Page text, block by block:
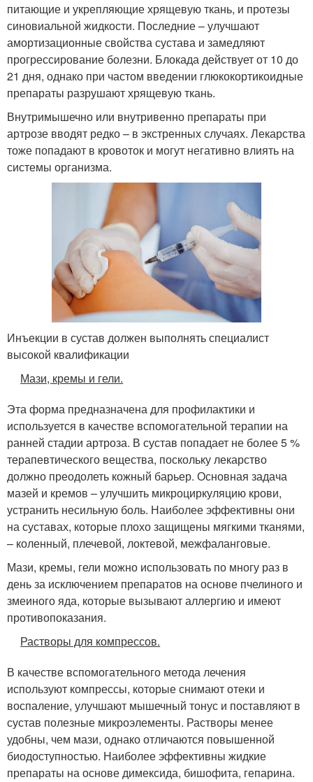
питающие и укрепляющие хрящевую ткань, и протезы
синовиальной жидкости. Последние – улучшают
амортизационные свойства сустава и замедляют
прогрессирование болезни. Блокада действует от 10 до
21 дня, однако при частом введении глюкокортикоидные
препараты разрушают хрящевую ткань.
Внутримышечно или внутривенно препараты при
артрозе вводят редко – в экстренных случаях. Лекарства
тоже попадают в кровоток и могут негативно влиять на
системы организма.
Инъекции в сустав должен выполнять специалист
высокой квалификации
Мази, кремы и гели.
Эта форма предназначена для профилактики и
используется в качестве вспомогательной терапии на
ранней стадии артроза. В сустав попадает не более 5 %
терапевтического вещества, поскольку лекарство
должно преодолеть кожный барьер. Основная задача
мазей и кремов – улучшить микроциркуляцию крови,
устранить несильную боль. Наиболее эффективны они
на суставах, которые плохо защищены мягкими тканями,
– коленный, плечевой, локтевой, межфаланговые.
Мази, кремы, гели можно использовать по многу раз в
день за исключением препаратов на основе пчелиного и
змеиного яда, которые вызывают аллергию и имеют
противопоказания.
Растворы для компрессов.
В качестве вспомогательного метода лечения
используют компрессы, которые снимают отеки и
воспаление, улучшают мышечный тонус и поставляют в
сустав полезные микроэлементы. Растворы менее
удобны, чем мази, однако отличаются повышенной
биодоступностью. Наиболее эффективны жидкие
препараты на основе димексида, бишофита, гепарина.